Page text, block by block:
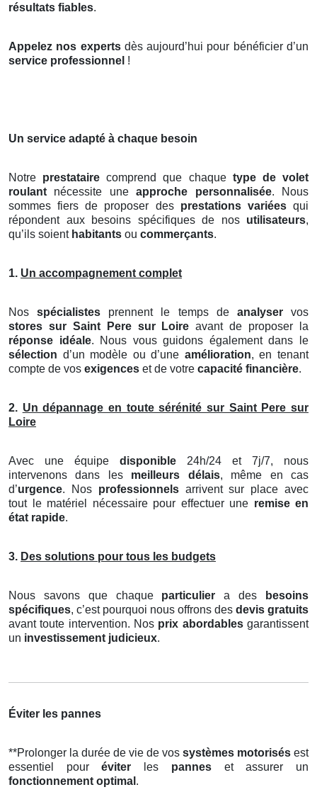
résultats fiables.
Appelez nos expertsdès aujourd’hui pour bénéficier d’un
service professionnel !
Un service adapté à chaque besoin
Notre prestataire comprend que chaque type de volet
roulant nécessite uneapproche personnalisée. Nous
sommes fiers de proposer des prestations variéesqui
répondent aux besoins spécifiques de nos utilisateurs,
qu’ils soient habitants ou commerçants.
1. Un accompagnement complet
Nosspécialistes prennent le temps de analyservos
stores sur Saint Pere sur Loireavant de proposer la
réponse idéale. Nous vous guidons également dans le
sélection d’un modèle ou d’une amélioration, en tenant
compte de vos exigences et de votre capacité financière.
2. Un dépannage en toute sérénité sur Saint Pere sur
Loire
Avec une équipe disponible 24h/24 et 7j/7, nous
intervenons dans les meilleurs délais, même en cas
d’urgence. Nos professionnelsarrivent sur place avec
tout le matériel nécessaire pour effectuer une remise en
état rapide.
3. Des solutions pour tous les budgets
Nous savons que chaque particulier a des
besoins
spécifiques, c’est pourquoi nous offrons des devis gratuits
avant toute intervention. Nos prix abordablesgarantissent
un investissement judicieux.
Éviter les pannes
**Prolonger la durée de vie de vos systèmes motorisés est
essentiel pouréviter les panneset assurer un
fonctionnement optimal .